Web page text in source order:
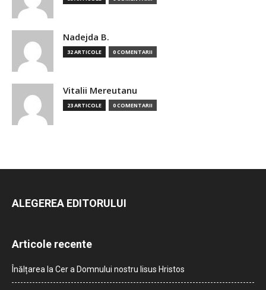
Nadejda B.
32 ARTICOLE 0 COMENTARII
Vitalii Mereutanu
23 ARTICOLE 0 COMENTARII
ALEGEREA EDITORULUI
Articole recente
Înălțarea la Cer a Domnului nostru Iisus Hristos